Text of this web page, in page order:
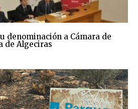
denominación a Cámara de
de Algeciras